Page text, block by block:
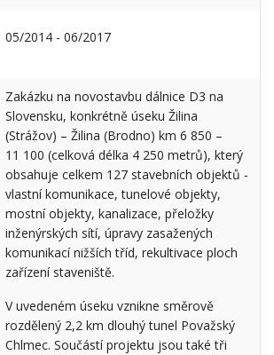
05/2014 - 06/2017
Zakázku na novostavbu dálnice D3 na
Slovensku, konkrétně úseku Žilina
(Strážov) – Žilina (Brodno) km 6 850 –
11 100 (celková délka 4 250 metrů), který
obsahuje celkem 127 stavebních objektů -
vlastní komunikace, tunelové objekty,
mostní objekty, kanalizace, přeložky
inženýrských sítí, úpravy zasažených
komunikací nižších tříd, rekultivace ploch
zařízení staveniště.
V uvedeném úseku vznikne směrově
rozdělený 2,2 km dlouhý tunel Považský
Chlmec. Součástí projektu jsou také tři